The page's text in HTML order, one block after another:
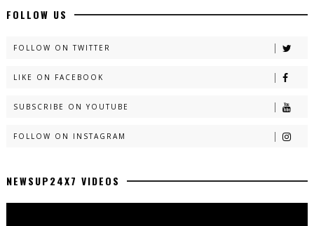
FOLLOW US
FOLLOW ON TWITTER
LIKE ON FACEBOOK
SUBSCRIBE ON YOUTUBE
FOLLOW ON INSTAGRAM
NEWSUP24X7 VIDEOS